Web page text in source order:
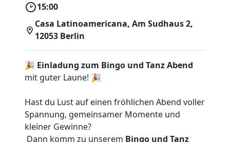
15:00
Casa Latinoamericana, Am Sudhaus 2,
12053 Berlin
🎉 Einladung zum Bingo und Tanz Abend
mit guter Laune! 🎉
Hast du Lust auf einen fröhlichen Abend voller
Spannung, gemeinsamer Momente und
kleiner Gewinne?
Dann komm zu unserem Bingo und Tanz